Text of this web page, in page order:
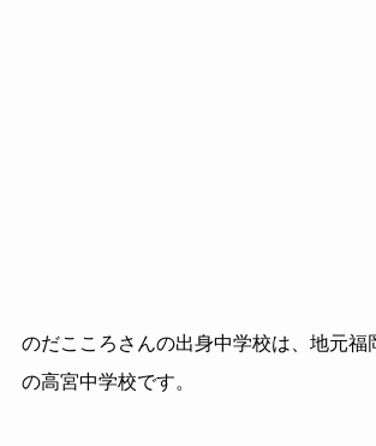
のだこころさんの出身中学校は、地元福
の高宮中学校です。